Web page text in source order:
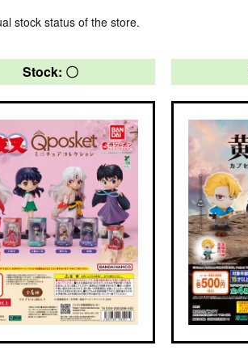
stock status of the store.
Stock: 〇